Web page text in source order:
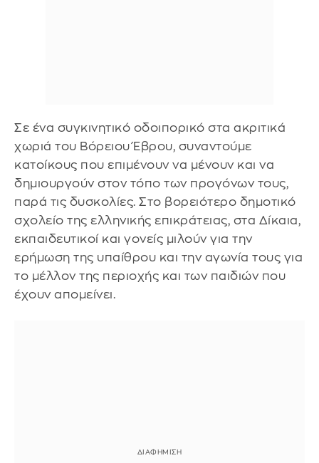
Σε ένα συγκινητικό οδοιπορικό στα ακριτικά
χωριά του Βόρειου Έβρου, συναντούμε
κατοίκους που επιμένουν να μένουν και να
δημιουργούν στον τόπο των προγόνων τους,
παρά τις δυσκολίες. Στο βορειότερο δημοτικό
σχολείο της ελληνικής επικράτειας, στα Δίκαια,
εκπαιδευτικοί και γονείς μιλούν για την
ερήμωση της υπαίθρου και την αγωνία τους για
το μέλλον της περιοχής και των παιδιών που
έχουν απομείνει.